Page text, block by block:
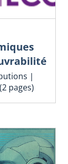
|
pages)